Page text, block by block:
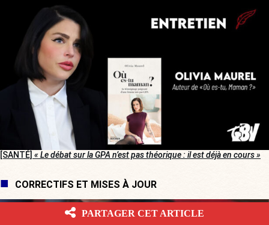
[SANTÉ] « Le débat sur la GPA n’est pas théorique : il est déjà en cours »
CORRECTIFS ET MISES À JOUR
PARTAGER CET ARTICLE